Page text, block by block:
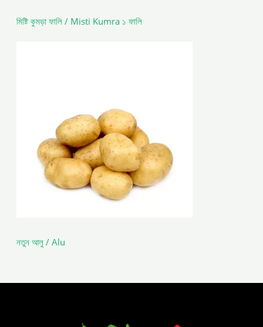
মিষ্টি কুমড়া ফালি / Misti Kumra ১ ফালি
নতুন আলু / Alu